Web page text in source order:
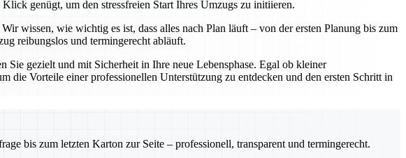
genügt, um den stressfreien Start Ihres Umzugs zu initiieren.
wissen, wie wichtig es ist, dass alles nach Plan läuft – von der ersten Planung bis zum
reibungslos und termingerecht abläuft.
Sie gezielt und mit Sicherheit in Ihre neue Lebensphase. Egal ob kleiner
Vorteile einer professionellen Unterstützung zu entdecken und den ersten Schritt in
bis zum letzten Karton zur Seite – professionell, transparent und termingerecht.